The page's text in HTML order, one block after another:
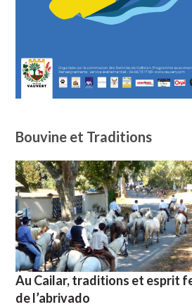
Bouvine et Traditions
Au Cailar, traditions et esprit
de l’abrivado